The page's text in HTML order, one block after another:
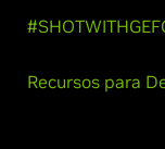
Recursos para